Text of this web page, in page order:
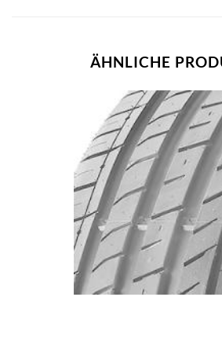
ÄHNLICHE